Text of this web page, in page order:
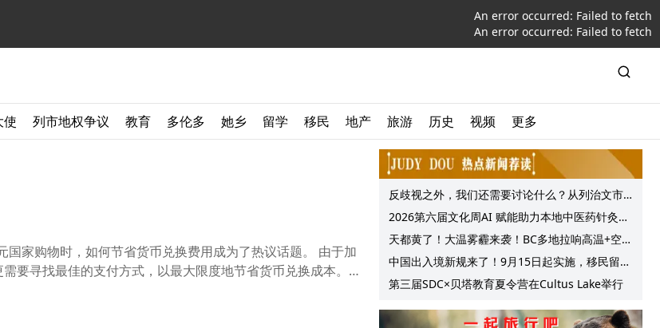
An error occurred: Failed to fetch
An error occurred: Failed to fetch
使 列市地权争议 教育 多伦多 她乡 留学 移民 地产 旅游 历史 视频 更多
家购物时，如何节省货币兑换费用成为了热议话题。 由于加
要寻找最佳的支付方式，以最大限度地节省货币兑换成本。
反歧视之外，我们还需要讨论什么？从列治文市
议会一项动议谈起
2026第六届文化周AI 赋能助力本地中医药针灸服
务提质升级
天都黄了！大温雾霾来袭！BC多地拉响高温+空气
质量预警 最高可达35°C！
中国出入境新规来了！9月15日起实施，移民留学
中介迎来最强监管！
第三届SDC×贝塔教育夏令营在Cultus Lake举行